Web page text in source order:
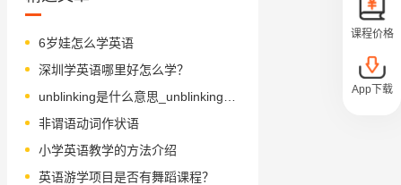
6岁娃怎么学英语
深圳学英语哪里好怎么学？
非谓语动词作状语
小学英语教学的方法介绍
英语游学项目是否有舞蹈课程？
课程价格
App下载